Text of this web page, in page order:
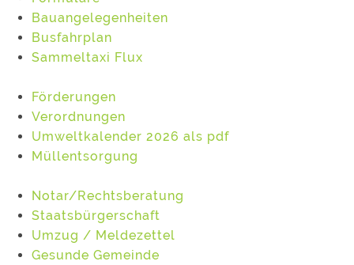
Bauangelegenheiten
Busfahrplan
Sammeltaxi Flux
Förderungen
Verordnungen
Umweltkalender 2026 als pdf
Müllentsorgung
Notar/Rechtsberatung
Staatsbürgerschaft
Umzug / Meldezettel
Gesunde Gemeinde